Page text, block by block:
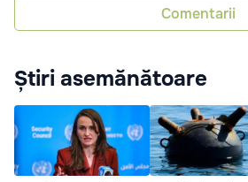
Comentarii
Știri asemănătoare